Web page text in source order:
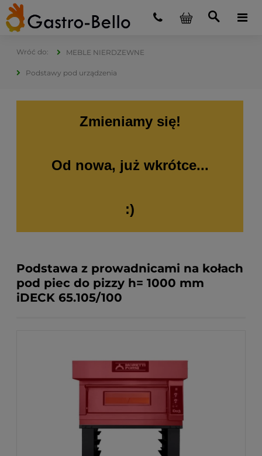
MEBLE NIERDZEWNE
Podstawy pod urządzenia
Zmieniamy się!
Od nowa, już wkrótce...
:)
Podstawa z prowadnicami na kołach
pod piec do pizzy h= 1000 mm
iDECK 65.105/100